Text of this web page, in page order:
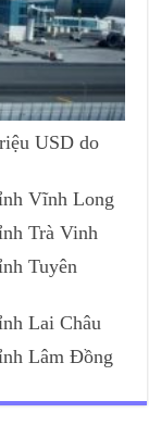
USD do
Vĩnh Long
Trà Vinh
Tuyên
Lai Châu
Lâm Đồng